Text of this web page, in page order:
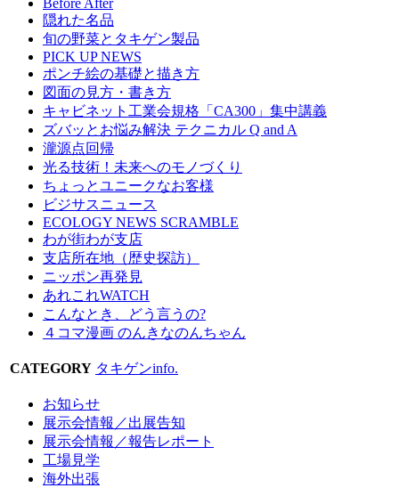
Before After
隠れた名品
旬の野菜とタキゲン製品
PICK UP NEWS
ポンチ絵の基礎と描き方
図面の見方・書き方
キャビネット工業会規格「CA300」集中講義
ズバッとお悩み解決 テクニカル Q and A
瀧源点回帰
光る技術！未来へのモノづくり
ちょっとユニークなお客様
ビジサスニュース
ECOLOGY NEWS SCRAMBLE
わが街わが支店
支店所在地（歴史探訪）
ニッポン再発見
あれこれWATCH
こんなとき、どう言うの?
４コマ漫画 のんきなのんちゃん
CATEGORY タキゲンinfo.
お知らせ
展示会情報／出展告知
展示会情報／報告レポート
工場見学
海外出張